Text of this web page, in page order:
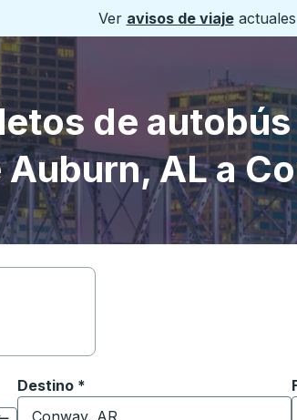
Ver avisos de viajeactuales
de
Auburn, AL a
abrir las opciones de ubicación y
Destino *
Comience a escribir la ciudad de